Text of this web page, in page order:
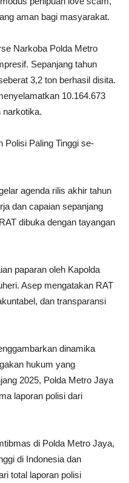
aman bagi masyarakat.
Narkoba Polda Metro
Sepanjang tahun
3,2 ton berhasil disita.
10.164.673
narkotika.
Polisi Paling Tinggi se-
agenda rilis akhir tahun
dan capaian sepanjang
dibuka dengan tayangan
paparan oleh Kapolda
Asep mengatakan RAT
dan transparansi
dinamika
hukum yang
2025, Polda Metro Jaya
laporan polisi dari
di Polda Metro Jaya,
di Indonesia dan
total laporan polisi